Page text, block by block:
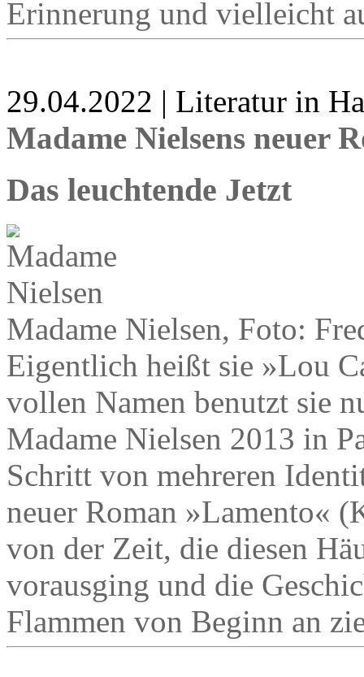
Erinnerung und vielleicht
29.04.2022 | Literatur in
Madame Nielsens neuer
Das leuchtende Jetzt
Madame Nielsen, Foto:
Eigentlich heißt sie »Lou
vollen Namen benutzt sie
Madame Nielsen 2013 in
Schritt von mehreren
neuer Roman »Lamento«
von der Zeit, die diesen
vorausging und die
Flammen von Beginn an